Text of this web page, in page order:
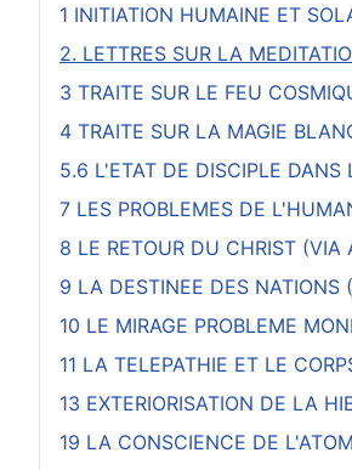
1 INITIATION HUMAINE ET
2. LETTRES SUR LA
3 TRAITE SUR LE FEU
4 TRAITE SUR LA MAGIE
5.6 L'ETAT DE DISCIPLE
7 LES PROBLEMES DE
8 LE RETOUR DU CHRIST (VIA
9 LA DESTINEE DES NATIONS
10 LE MIRAGE PROBLEME
11 LA TELEPATHIE ET LE
13 EXTERIORISATION DE LA
19 LA CONSCIENCE DE